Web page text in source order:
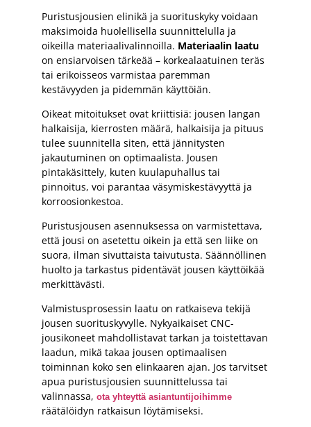
Puristusjousien elinikä ja suorituskyky voidaan
maksimoida huolellisella suunnittelulla ja
oikeilla materiaalivalinnoilla. Materiaalin laatu
on ensiarvoisen tärkeää – korkealaatuinen teräs
tai erikoisseos varmistaa paremman
kestävyyden ja pidemmän käyttöiän.
Oikeat mitoitukset ovat kriittisiä: jousen langan
halkaisija, kierrosten määrä, halkaisija ja pituus
tulee suunnitella siten, että jännitysten
jakautuminen on optimaalista. Jousen
pintakäsittely, kuten kuulapuhallus tai
pinnoitus, voi parantaa väsymiskestävyyttä ja
korroosionkestoa.
Puristusjousen asennuksessa on varmistettava,
että jousi on asetettu oikein ja että sen liike on
suora, ilman sivuttaista taivutusta. Säännöllinen
huolto ja tarkastus pidentävät jousen käyttöikää
merkittävästi.
Valmistusprosessin laatu on ratkaiseva tekijä
jousen suorituskyvylle. Nykyaikaiset CNC-
jousikoneet mahdollistavat tarkan ja toistettavan
laadun, mikä takaa jousen optimaalisen
toiminnan koko sen elinkaaren ajan. Jos tarvitset
apua puristusjousien suunnittelussa tai
valinnassa, ota yhteyttä asiantuntijoihimme
räätälöidyn ratkaisun löytämiseksi.